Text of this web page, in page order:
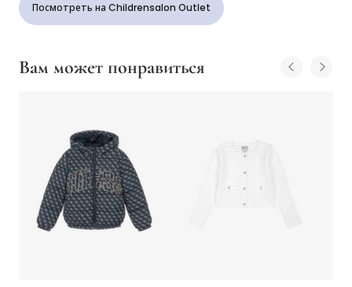
Посмотреть на Childrensalon Outlet
Вам может понравиться